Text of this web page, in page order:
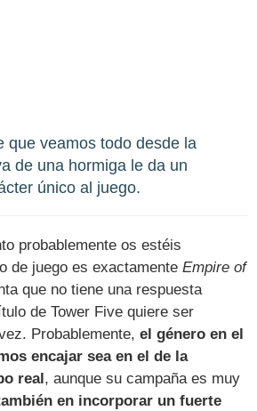
que veamos todo desde la
de una hormiga le da un
único al juego.
probablemente os estéis
de juego es exactamenteEmpire of
que no tiene una respuesta
de Tower Five quiere ser
Probablemente,el género en el
encajar sea en el de la
real, aunque su campaña es muy
en incorporar un fuerte